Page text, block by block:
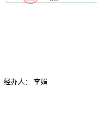
经办人： 李娟